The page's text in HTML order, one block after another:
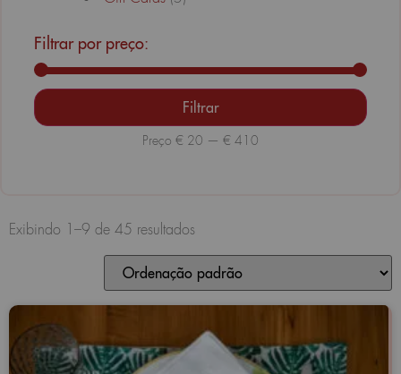
Filtrar por preço:
Filtrar
Preço € 20 — € 410
Exibindo 1–9 de 45 resultados